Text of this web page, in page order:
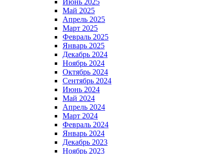
Июнь 2025
Май 2025
Апрель 2025
Март 2025
Февраль 2025
Январь 2025
Декабрь 2024
Ноябрь 2024
Октябрь 2024
Сентябрь 2024
Июнь 2024
Май 2024
Апрель 2024
Март 2024
Февраль 2024
Январь 2024
Декабрь 2023
Ноябрь 2023